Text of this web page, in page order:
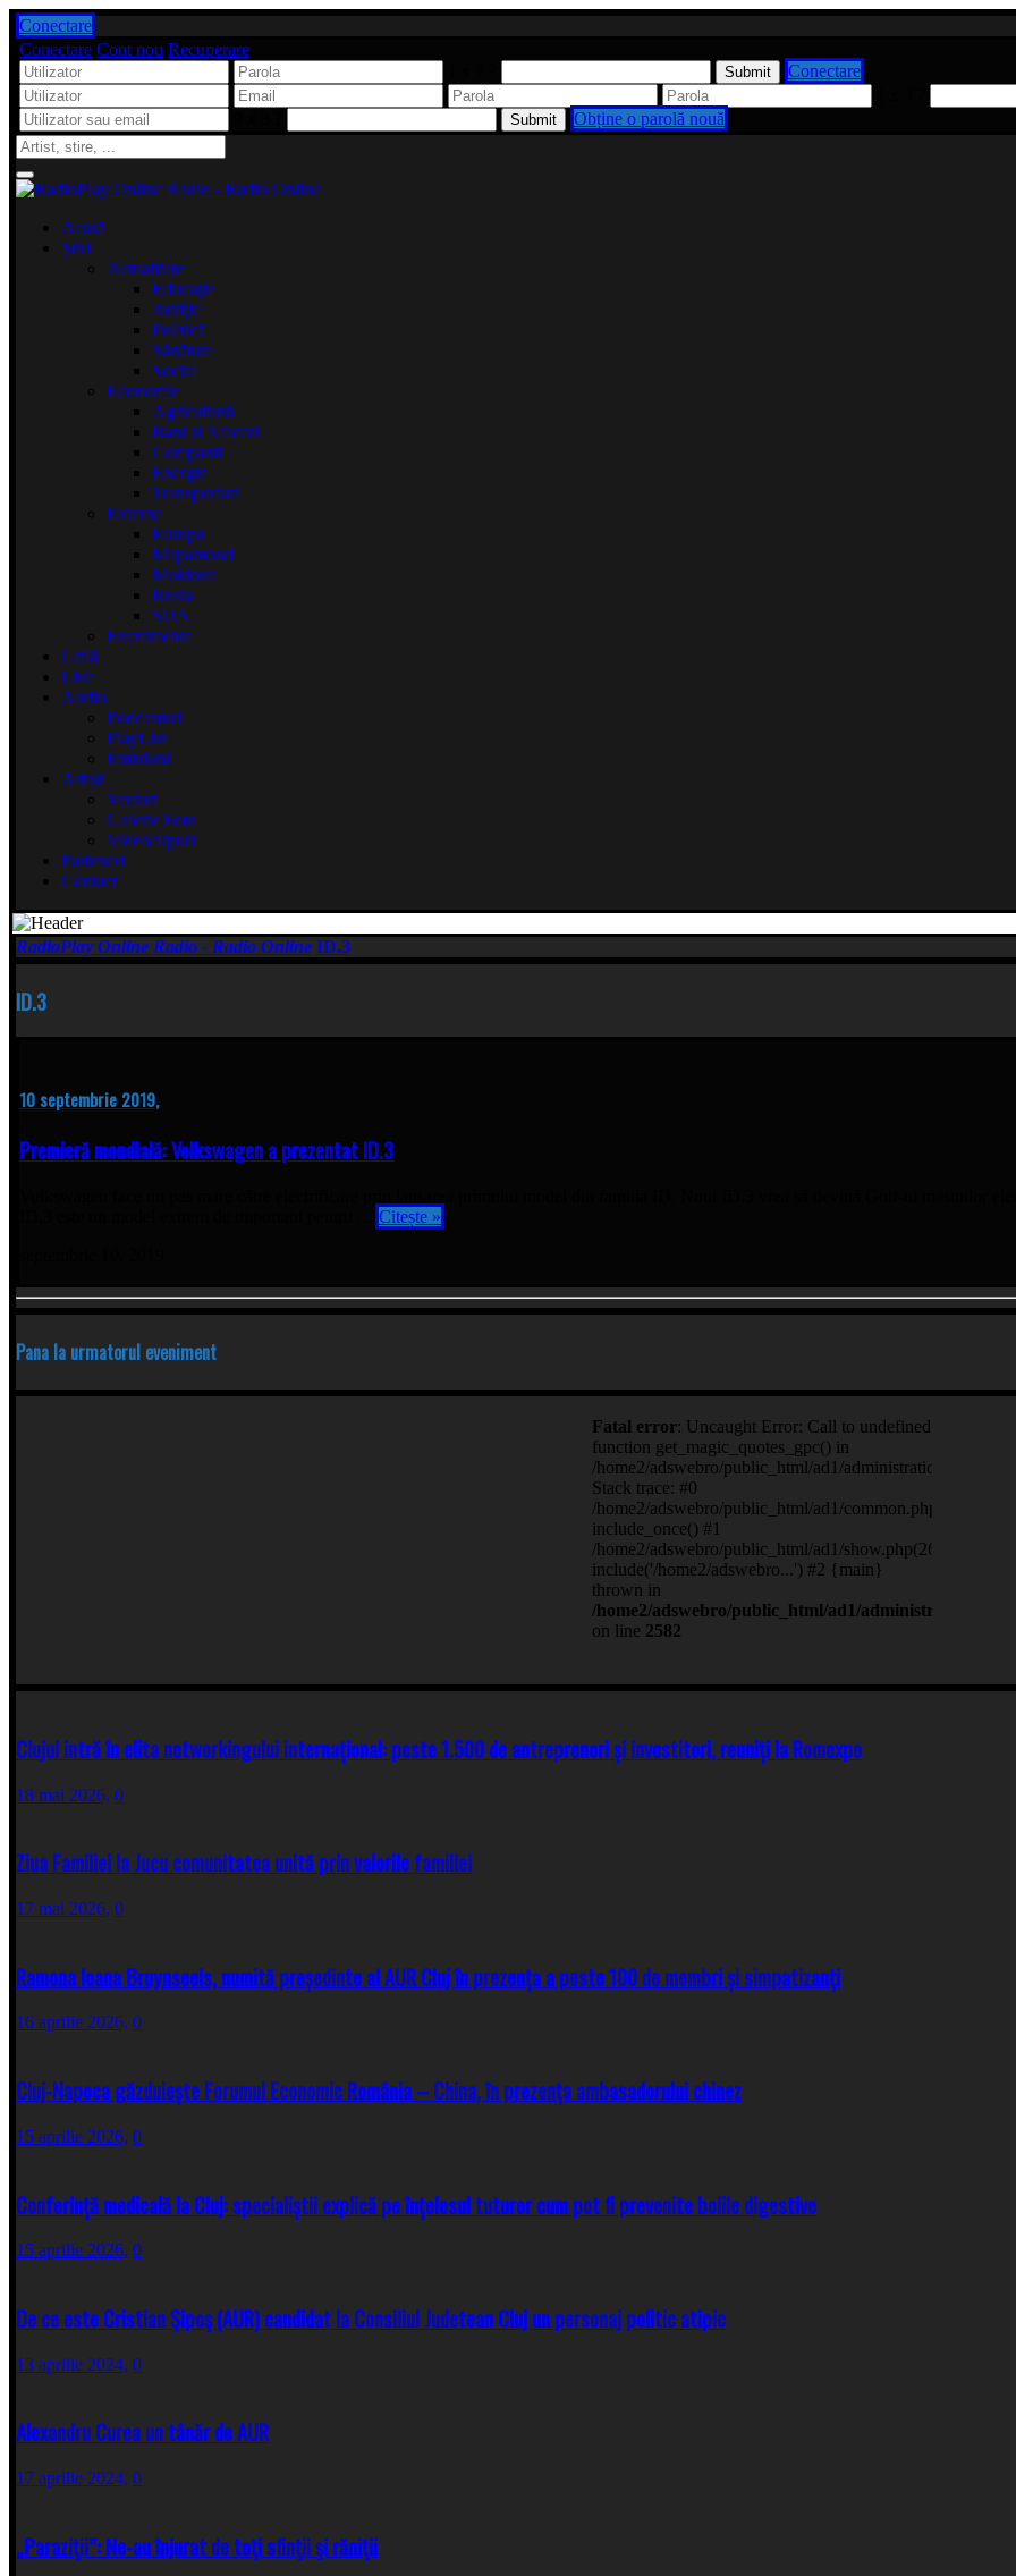
Conectare
Conectare Cont nou Recuperare
Conectare
Obține o parolă nouă
Acasă
Știri
Actualitate
Educaţie
Justiţie
Politică
Sănătate
Social
Economie
Agricultură
Bani și Afaceri
Companii
Energie
Transporturi
Externe
Europa
Mapamond
Moldova
Rusia
SUA
Evenimente
Grilă
Live
Audio
Podcasturi
PlayList
Emisiuni
Artiști
Versuri
Galerie Foto
Videoclipuri
Parteneri
Contact
RadioPlay Online Radio - Radio Online ID.3
ID.3
10 septembrie 2019,
Premieră mondială: Volkswagen a prezentat ID.3
Citește »
Pana la urmatorul eveniment
Clujul intră în elita networkingului internațional: peste 1.500 de antreprenori și investitori, reuniți la Romexpo
18 mai 2026, 0
Ziua Familiei la Jucu comunitatea unită prin valorile familiei
17 mai 2026, 0
Ramona Ioana Bruynseels, numită președinte al AUR Cluj în prezența a peste 100 de membri și simpatizanți
16 aprilie 2026, 0
Cluj-Napoca găzduiește Forumul Economic România – China, în prezența ambasadorului chinez
15 aprilie 2026, 0
Conferință medicală la Cluj: specialiștii explică pe înțelesul tuturor cum pot fi prevenite bolile digestive
15 aprilie 2026, 0
De ce este Cristian Şipoş (AUR) candidat la Consiliul Judetean Cluj un personaj politic atipic
13 aprilie 2024, 0
Alexandru Curea un tânăr de AUR
17 aprilie 2024, 0
„Paraziţii”: Ne-au înjurat de toţi sfinţii şi răniţii